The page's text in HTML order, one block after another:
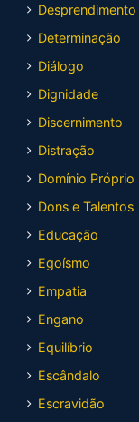
Desprendimento
Determinação
Diálogo
Dignidade
Discernimento
Distração
Domínio Próprio
Dons e Talentos
Educação
Egoísmo
Empatia
Engano
Equilíbrio
Escândalo
Escravidão